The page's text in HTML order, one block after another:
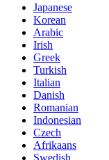
Japanese
Korean
Arabic
Irish
Greek
Turkish
Italian
Danish
Romanian
Indonesian
Czech
Afrikaans
Swedish